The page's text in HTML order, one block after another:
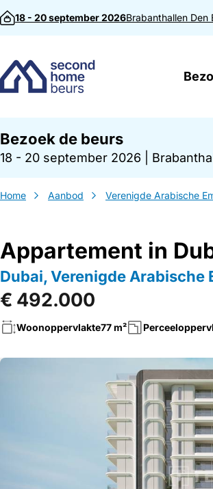
Direct naar inhoud
18 - 20 september 2026Brabanthallen Den
Bezoek de beurs
18 - 20 september 2026
Home Aanbod Verenigde Arabische
Appartement in
Dubai, Verenigde Arabische
€ 492.000
Woonoppervlakte77 m²